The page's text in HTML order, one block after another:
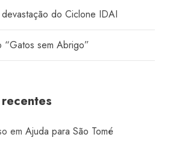
do Ciclone IDAI
“Gatos sem Abrigo”
em Ajuda para São Tomé